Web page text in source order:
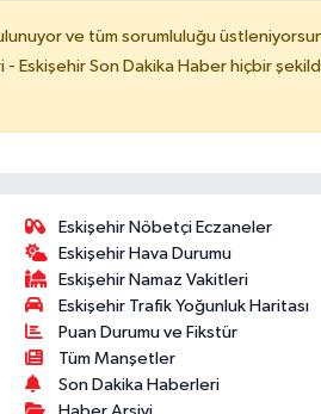
ve tüm sorumluluğu
Eskişehir Son Dakika Haber hiçbir
Eskişehir Nöbetçi Eczaneler
Eskişehir Hava Durumu
Eskişehir Namaz Vakitleri
Eskişehir Trafik Yoğunluk Haritası
Puan Durumu ve Fikstür
Tüm Manşetler
Son Dakika Haberleri
Haber Arşivi